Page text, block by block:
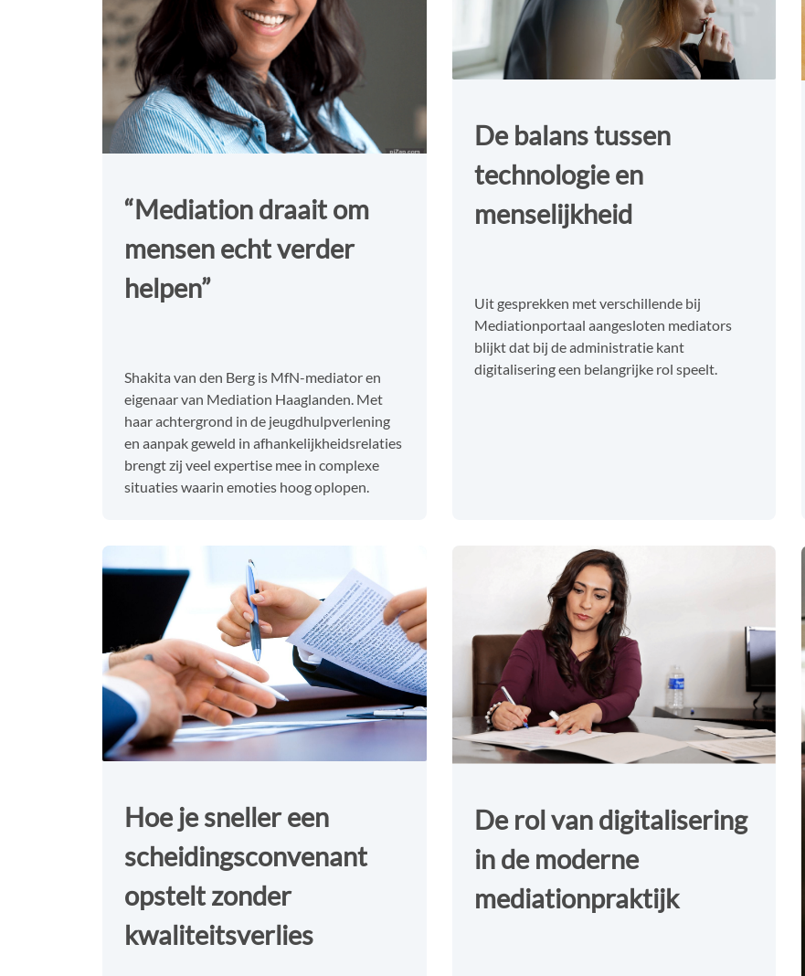
“Mediation draait om
mensen echt verder
helpen”
Shakita van den Berg is MfN-mediator en
eigenaar van Mediation Haaglanden. Met
haar achtergrond in de jeugdhulpverlening
en aanpak geweld in afhankelijkheidsrelaties
brengt zij veel expertise mee in complexe
situaties waarin emoties hoog oplopen.
De balans tussen
technologie en
menselijkheid
Uit gesprekken met verschillende bij
Mediationportaal aangesloten mediators
blijkt dat bij de administratie kant
digitalisering een belangrijke rol speelt.
Hoe je sneller een
scheidingsconvenant
opstelt zonder
kwaliteitsverlies
De rol van digitalisering
in de moderne
mediationpraktijk